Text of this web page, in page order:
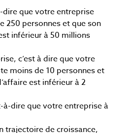
dire que votre entreprise
250 personnes et que son
inférieur à 50 millions
c’est à dire que votre
moins de 10 personnes et
est inférieur à 2
à-dire que votre entreprise à
trajectoire de croissance,